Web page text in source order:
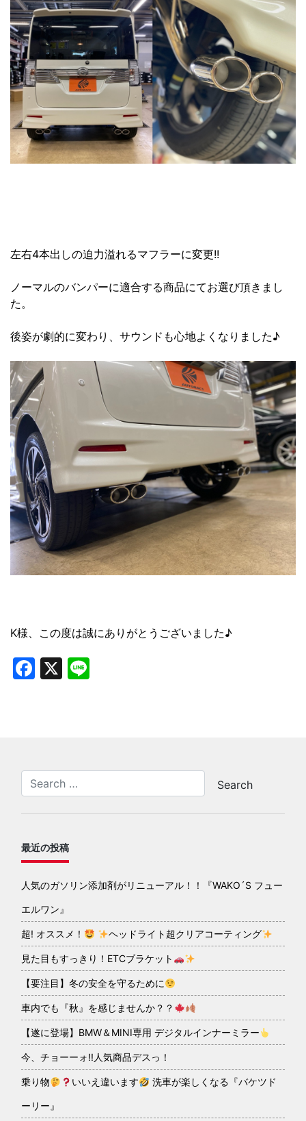
左右4本出しの迫力溢れるマフラーに変更!!
ノーマルのバンパーに適合する商品にてお選び頂きまし
た。
後姿が劇的に変わり、サウンドも心地よくなりました♪
K様、この度は誠にありがとうございました♪
Facebook
X
最近の投稿
人気のガソリン添加剤がリニューアル！！『WAKO´S フュー
エルワン』
超! オススメ！ ヘッドライト超クリアコーティング
見た目もすっきり！ETCブラケット
【要注目】冬の安全を守るために
車内でも『秋』を感じませんか？？
【遂に登場】BMW＆MINI専用 デジタルインナーミラー
今、チョーーォ!!人気商品デスっ！
乗り物 いいえ違います 洗車が楽しくなる『バケツド
ーリー』